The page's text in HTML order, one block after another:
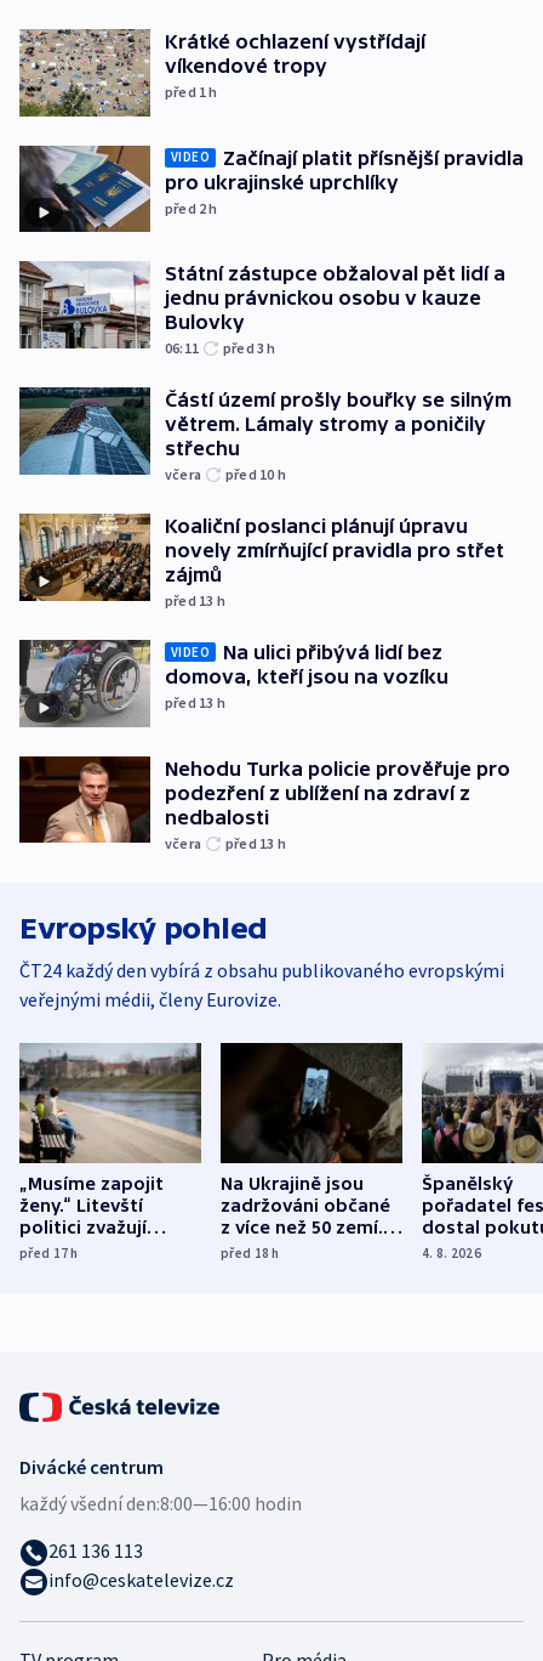
Krátké ochlazení vystřídají
víkendové tropy
před 1h
VIDEO
Začínají platit přísnější pravidla
pro ukrajinské uprchlíky
před 2h
Státní zástupce obžaloval pět lidí a
jednu právnickou osobu v kauze
Bulovky
06:11 před 3h
Částí území prošly bouřky se silným
větrem. Lámaly stromy a poničily
střechu
včera před 10 h
Koaliční poslanci plánují úpravu
novely zmírňující pravidla pro střet
zájmů
před 13 h
VIDEO
Na ulici přibývá lidí bez
domova, kteří jsou na vozíku
před 13 h
Nehodu Turka policie prověřuje pro
podezření z ublížení na zdraví z
nedbalosti
včera před 13 h
Evropský pohled
ČT24 každý den vybírá z obsahu publikovaného evropskými
veřejnými médii, členy Eurovize.
„Musíme zapojit
ženy.“ Litevští
politici zvažují
dohodu o
před 17h
Na Ukrajině jsou
zadržováni občané
z více než 50 zemí.
Bojovali na straně
před 18h
Španělský
pořadatel
dostal
nekalé
4. 8. 2026
Divácké centrum
každý všední den:8:00—16:00 hodin
261 136 113
info@ceskatelevize.cz